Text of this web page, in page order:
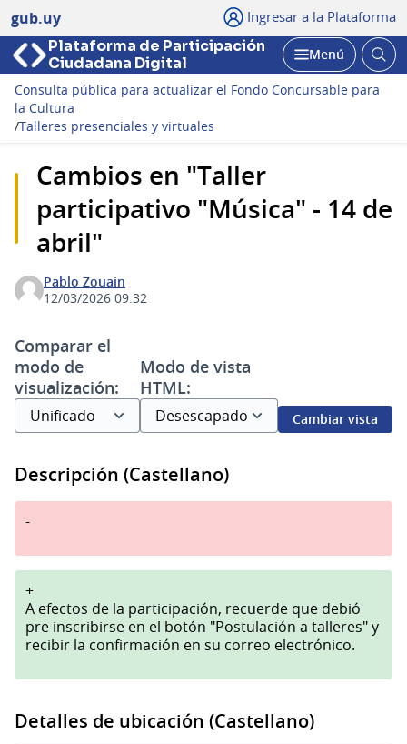
gub.uy Ingresar a la Plataforma
Plataforma de Participación
Ciudadana Digital
Abrir
Menú
Consulta pública para actualizar el Fondo Concursable para
la Cultura
/Talleres presenciales y virtuales
Cambios en "Taller
participativo "Música" - 14 de
abril"
Pablo Zouain
12/03/2026 09:32
Comparar el
modo de
visualización:
Modo de vista
HTML:
Cambiar vista
Descripción (Castellano)
-
+
A efectos de la participación, recuerde que debió
pre inscribirse en el botón "Postulación a talleres" y
recibir la confirmación en su correo electrónico.
Detalles de ubicación (Castellano)